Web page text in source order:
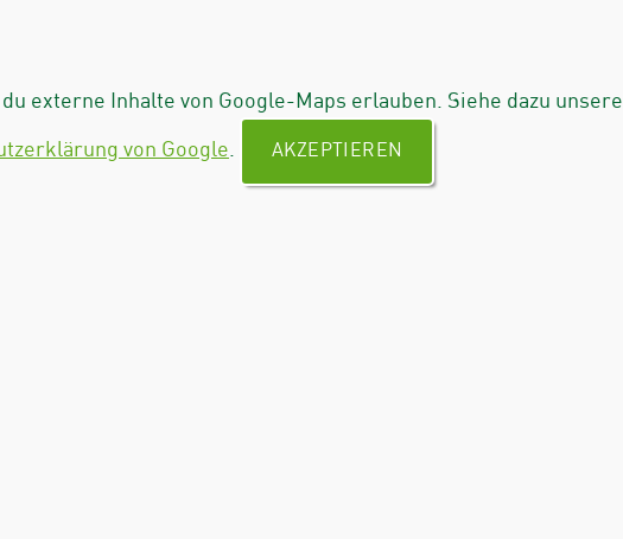
externe Inhalte von Google-Maps erlauben. Siehe dazu unsere
von Google AKZEPTIEREN